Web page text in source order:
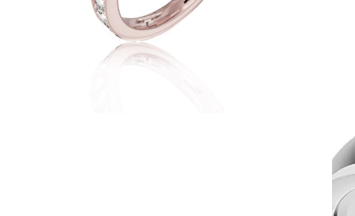
Dokonalý lesk tradičného zlata s decentnou iskrou